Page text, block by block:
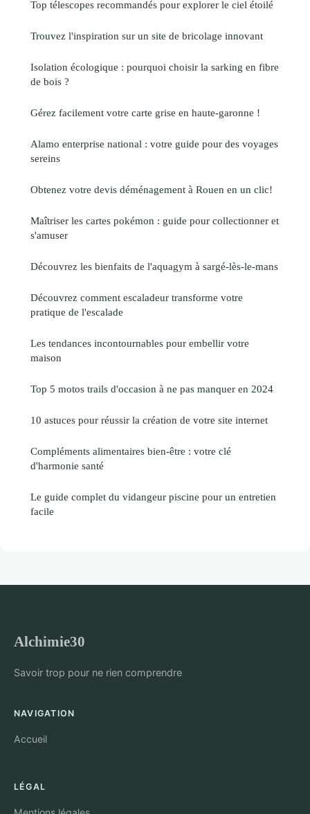
Top télescopes recommandés pour explorer le ciel étoilé
Trouvez l'inspiration sur un site de bricolage innovant
Isolation écologique : pourquoi choisir la sarking en fibre
de bois ?
Gérez facilement votre carte grise en haute-garonne !
Alamo enterprise national : votre guide pour des voyages
sereins
Obtenez votre devis déménagement à Rouen en un clic!
Maîtriser les cartes pokémon : guide pour collectionner et
s'amuser
Découvrez les bienfaits de l'aquagym à sargé-lès-le-mans
Découvrez comment escaladeur transforme votre
pratique de l'escalade
Les tendances incontournables pour embellir votre
maison
Top 5 motos trails d'occasion à ne pas manquer en 2024
10 astuces pour réussir la création de votre site internet
Compléments alimentaires bien-être : votre clé
d'harmonie santé
Le guide complet du vidangeur piscine pour un entretien
facile
Alchimie30
Savoir trop pour ne rien comprendre
NAVIGATION
Accueil
LÉGAL